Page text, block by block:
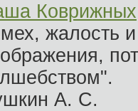
Коврижных
жалость
А. С.